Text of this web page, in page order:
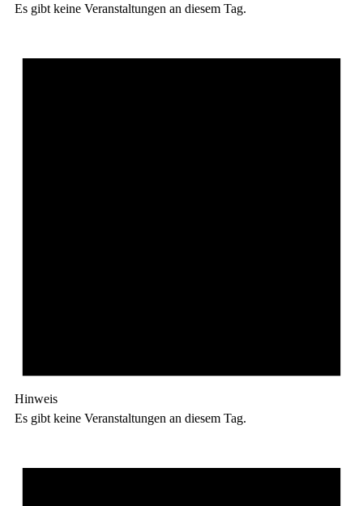
Es gibt keine Veranstaltungen an diesem Tag.
Hinweis
Es gibt keine Veranstaltungen an diesem Tag.